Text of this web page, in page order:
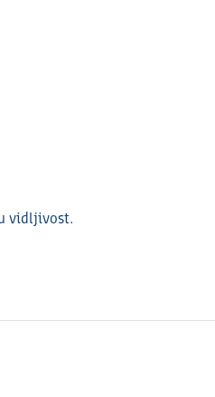
vidlјivost.